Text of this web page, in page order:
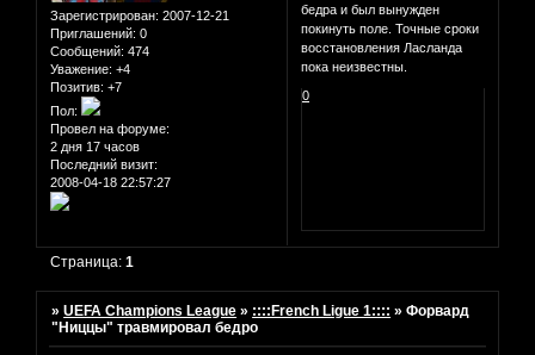
Зарегистрирован: 2007-12-21
Приглашений: 0
Сообщений: 474
Уважение: +4
Позитив: +7
Пол:
Провел на форуме:
2 дня 17 часов
Последний визит:
2008-04-18 22:57:27
бедра и был вынужден
покинуть поле. Точные сроки
восстановления Ласланда
пока неизвестны.
0
Страница:1
»UEFA Champions League » ::::French Ligue 1:::: »Форвард
"Ниццы" травмировал бедро